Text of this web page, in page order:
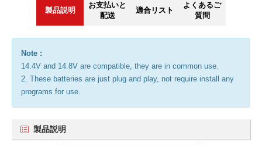
製品説明
お支払いと
配送
適合リスト
よくあるご
質問
Note :
14.4V and 14.8V are compatible, they are in common use.
2. These batteries are just plug and play, not require install any
programs for use.
製品説明